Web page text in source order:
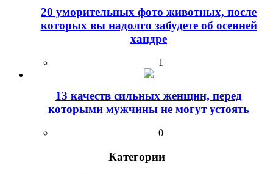
20 уморительных фото животных, после
которых вы надолго забудете об осенней
хандре
1
13 качеств сильных женщин, перед
которыми мужчины не могут устоять
0
Категории